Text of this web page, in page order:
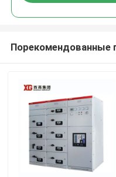
Порекомендованные